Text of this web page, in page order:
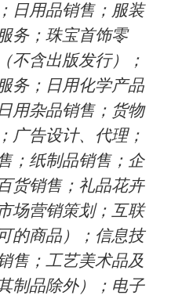
日用品销售；服装
务；珠宝首饰零
不含出版发行）；
务；日用化学产品
用杂品销售；货物
广告设计、代理；
；纸制品销售；企
货销售；礼品花卉
场营销策划；互联
的商品）；信息技
售；工艺美术品及
制品除外）；电子